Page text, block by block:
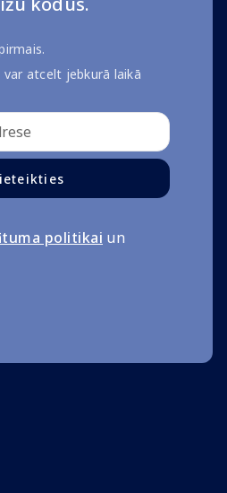
var atcelt jebkurā laikā
politikai un